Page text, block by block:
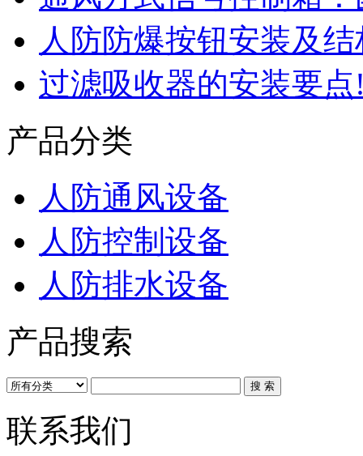
人防防爆按钮安装及
过滤吸收器的安装要点
产品分类
人防通风设备
人防控制设备
人防排水设备
产品搜索
联系我们